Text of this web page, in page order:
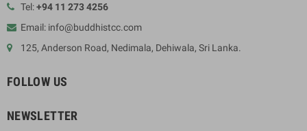
Tel:+94 11 273 4256
Email: info@buddhistcc.com
125, Anderson Road, Nedimala, Dehiwala, Sri Lanka.
FOLLOW US
NEWSLETTER